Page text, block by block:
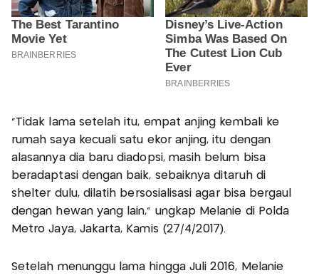
"Tidak lama setelah itu, empat anjing kembali ke
rumah saya kecuali satu ekor anjing, itu dengan
alasannya dia baru diadopsi, masih belum bisa
beradaptasi dengan baik, sebaiknya ditaruh di
shelter dulu, dilatih bersosialisasi agar bisa bergaul
dengan hewan yang lain," ungkap Melanie di Polda
Metro Jaya, Jakarta, Kamis (27/4/2017).
Setelah menunggu lama hingga Juli 2016, Melanie